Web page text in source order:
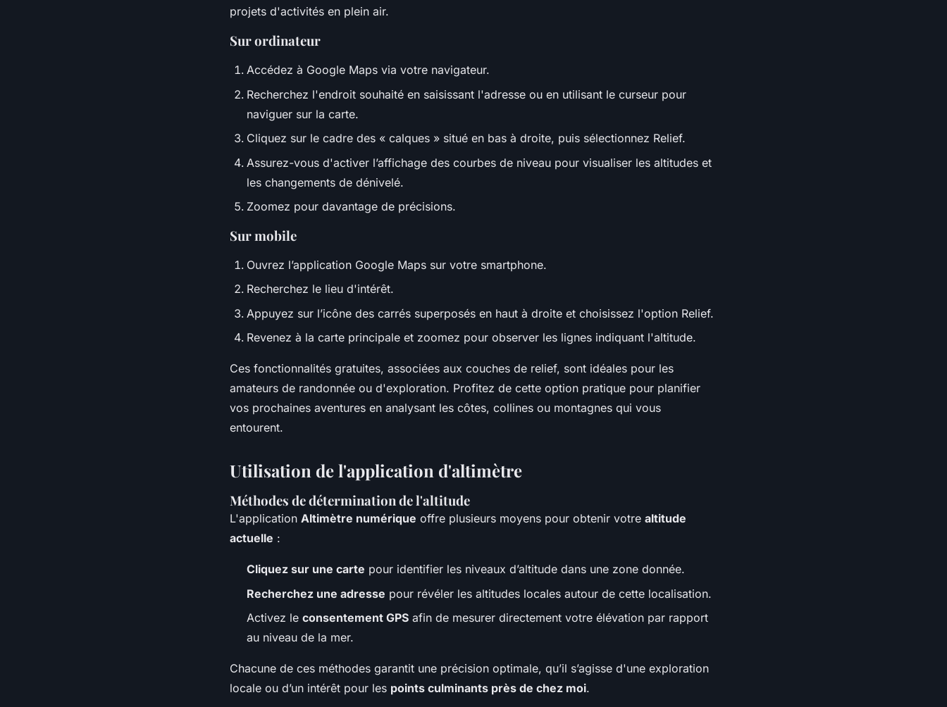
projets d'activités en plein air.
Sur ordinateur
Accédez à Google Maps via votre navigateur.
Recherchez l'endroit souhaité en saisissant l'adresse ou en utilisant le curseur pour
naviguer sur la carte.
Cliquez sur le cadre des « calques » situé en bas à droite, puis sélectionnez Relief.
Assurez-vous d'activer l’affichage des courbes de niveau pour visualiser les altitudes et
les changements de dénivelé.
Zoomez pour davantage de précisions.
Sur mobile
Ouvrez l’application Google Maps sur votre smartphone.
Recherchez le lieu d'intérêt.
Appuyez sur l’icône des carrés superposés en haut à droite et choisissez l'option Relief.
Revenez à la carte principale et zoomez pour observer les lignes indiquant l'altitude.
Ces fonctionnalités gratuites, associées aux couches de relief, sont idéales pour les
amateurs de randonnée ou d'exploration. Profitez de cette option pratique pour planifier
vos prochaines aventures en analysant les côtes, collines ou montagnes qui vous
entourent.
Utilisation de l'application d'altimètre
Méthodes de détermination de l'altitude
L'application Altimètre numérique offre plusieurs moyens pour obtenir votre altitude
actuelle :
Cliquez sur une carte pour identifier les niveaux d’altitude dans une zone donnée.
Recherchez une adresse pour révéler les altitudes locales autour de cette localisation.
Activez le consentement GPS afin de mesurer directement votre élévation par rapport
au niveau de la mer.
Chacune de ces méthodes garantit une précision optimale, qu’il s’agisse d'une exploration
locale ou d’un intérêt pour les points culminants près de chez moi.